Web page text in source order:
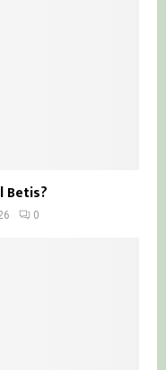
Betis?
0